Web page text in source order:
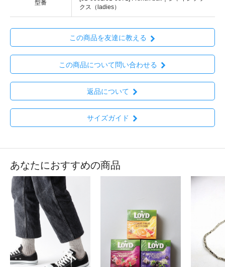
型番
クス（ladies）
この商品を友達に教える
この商品について問い合わせる
返品について
サイズガイド
あなたにおすすめの商品